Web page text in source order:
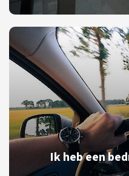
Ik heb een